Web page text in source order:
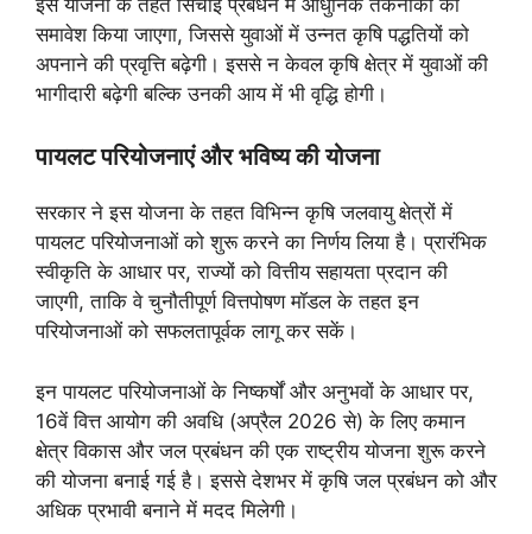
समावेश किया जाएगा, जिससे युवाओं में उन्नत कृषि पद्धतियों को
अपनाने की प्रवृत्ति बढ़ेगी। इससे न केवल कृषि क्षेत्र में युवाओं की
भागीदारी बढ़ेगी बल्कि उनकी आय में भी वृद्धि होगी।
पायलट परियोजनाएं और भविष्य की योजना
सरकार ने इस योजना के तहत विभिन्न कृषि जलवायु क्षेत्रों में
पायलट परियोजनाओं को शुरू करने का निर्णय लिया है। प्रारंभिक
स्वीकृति के आधार पर, राज्यों को वित्तीय सहायता प्रदान की
जाएगी, ताकि वे चुनौतीपूर्ण वित्तपोषण मॉडल के तहत इन
परियोजनाओं को सफलतापूर्वक लागू कर सकें।
इन पायलट परियोजनाओं के निष्कर्षों और अनुभवों के आधार पर,
16वें वित्त आयोग की अवधि (अप्रैल 2026 से) के लिए कमान
क्षेत्र विकास और जल प्रबंधन की एक राष्ट्रीय योजना शुरू करने
की योजना बनाई गई है। इससे देशभर में कृषि जल प्रबंधन को और
अधिक प्रभावी बनाने में मदद मिलेगी।